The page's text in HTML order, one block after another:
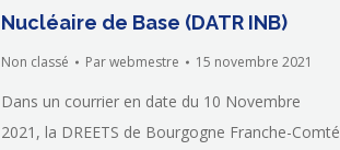
Nucléaire de Base (DATR INB)
Non classé Parwebmestre 15 novembre 2021
Dans un courrier en date du 10 Novembre
2021, la DREETS de Bourgogne Franche-Comté